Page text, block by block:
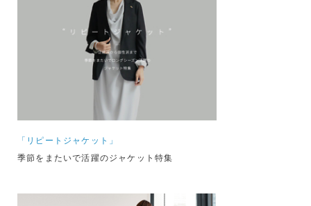
「リピートジャケット」
季節をまたいで活躍のジャケット特集